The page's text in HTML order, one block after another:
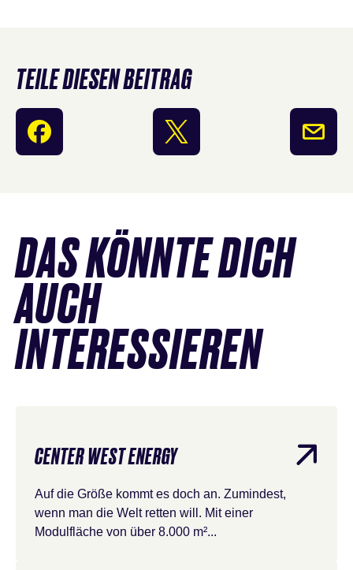
TEILE DIESEN BEITRAG
DAS KÖNNTE DICH
AUCH
INTERESSIEREN
CENTER WEST ENERGY
Auf die Größe kommt es doch an. Zumindest,
wenn man die Welt retten will. Mit einer
Modulfläche von über 8.000 m²...